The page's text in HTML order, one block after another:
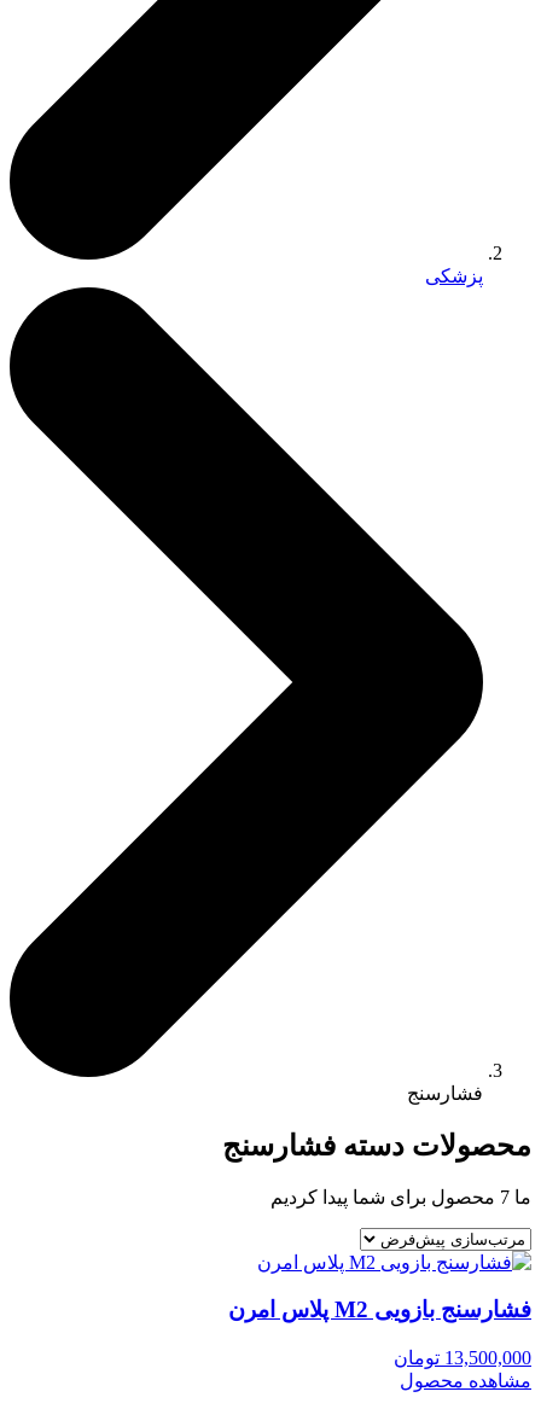
پزشکی
فشارسنج
محصولات دسته فشارسنج
ما 7 محصول برای شما پیدا کردیم
فشارسنج بازویی M2 پلاس امرن
13,500,000 تومان
مشاهده محصول